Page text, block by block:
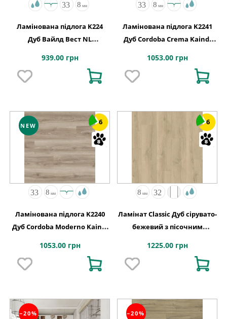
Ламінована підлога K224
Дуб Вайлд Вест NL
939.00 грн
Ламінована підлога K2241
Дуб Cordoba Crema Kaindl
1053.00 грн
NEW 6
Ламінована підлога K2240
Дуб Cordoba Moderno Kaindl
1053.00 грн
6
Ламінат Classic Дуб сірувато-
бежевий з пісочним
1225.00 грн
−20% −20%